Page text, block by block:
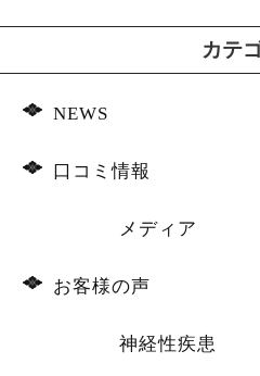
カテ
NEWS
口コミ情報
メディア
お客様の声
神経性疾患